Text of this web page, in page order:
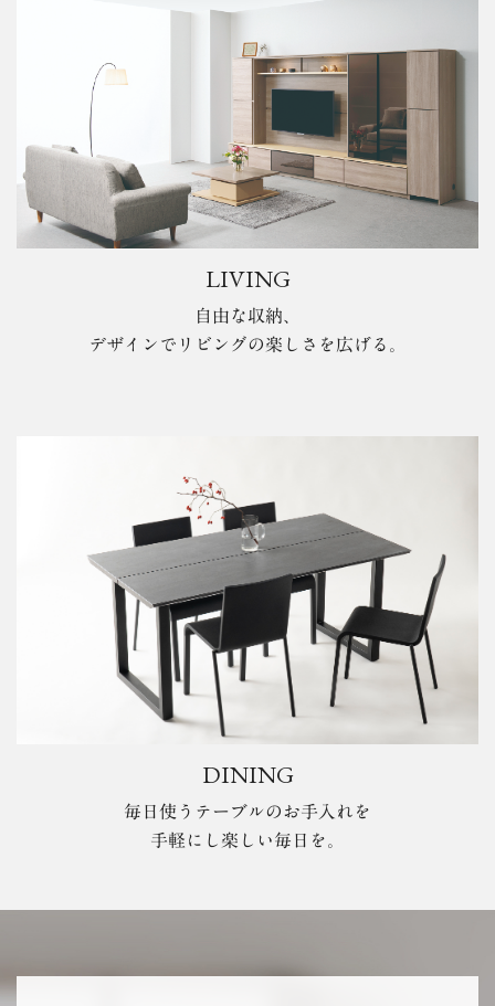
LIVING
自由な収納、
デザインでリビングの楽しさを広げる。
DINING
毎日使うテーブルのお手入れを
手軽にし楽しい毎日を。